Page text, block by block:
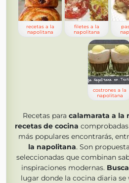
recetas a la
napolitana
filetes a la
napolitana
costrones a la
napolitana
Recetas para calamarata a la
recetas de cocina
más populares encontrarás,
la napolitana. Son
seleccionadas que combinan
inspiraciones modernas.
lugar donde la cocina diaria se